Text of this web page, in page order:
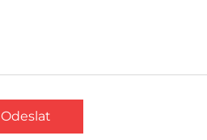
Odeslat